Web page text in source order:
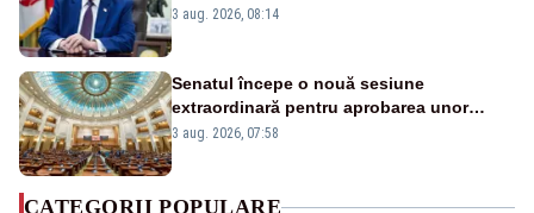
3 aug. 2026, 08:14
Senatul începe o nouă sesiune
extraordinară pentru aprobarea unor
jaloane din PNRR
3 aug. 2026, 07:58
CATEGORII POPULARE